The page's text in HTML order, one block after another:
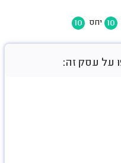
10 יחס 10